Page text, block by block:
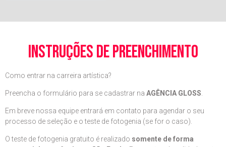
instruções de preenchimento
Como entrar na carreira artística?
Preencha o formulário para se cadastrar na AGÊNCIA GLOSS
Em breve nossa equipe entrará em contato para agendar o seu
processo de seleção e o teste de fotogenia (se for o caso).
O teste de fotogenia gratuito é realizado somente de forma